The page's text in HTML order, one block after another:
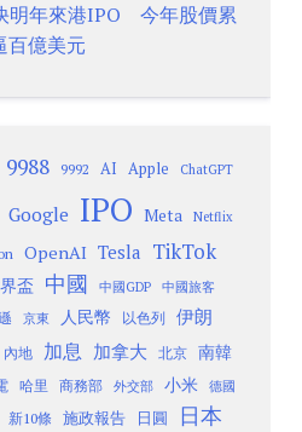
明年來港IPO 今年股價累
百億美元
9988 9992 AI Apple ChatGPT
Google IPO Meta Netflix
OpenAI Tesla TikTok
盃 中國 中國GDP 中國旅客
京東 人民幣 以色列 伊朗
內地 加息 加拿大 北京
南韓
哈里 商務部 外交部 小米 德國
新10條 施政報告 日圓 日本